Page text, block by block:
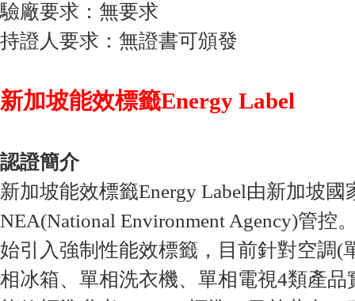
驗廠要求：無要求
持證人要求：無證書可頒發
新加坡能效標籤Energy Label
認證簡介
新加坡能效標籤Energy Label由新加坡國
NEA(National Environment Agency)管控
始引入強制性能效標籤，目前針對空調(
相冰箱、單相洗衣機、單相電視4類產